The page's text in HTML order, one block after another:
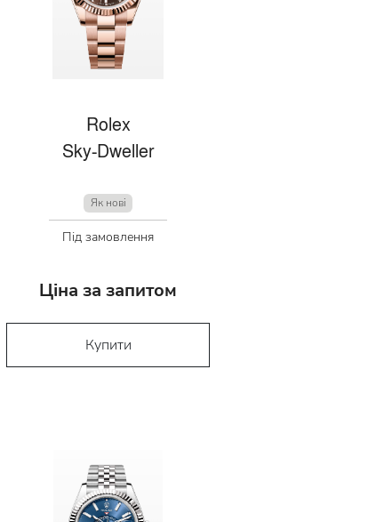
Rolex
Sky-Dweller
Як нові
Під замовлення
Ціна за запитом
Купити